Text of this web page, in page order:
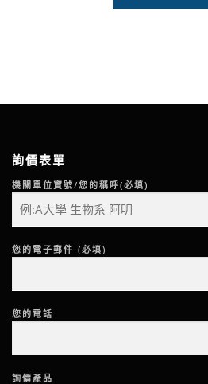
詢價表單
機關單位寶號/您的稱呼(必填)
您的電子郵件 (必填)
您的電話
詢價產品